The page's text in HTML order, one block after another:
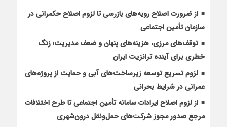
از ضرورت اصلاح رویه‌های بازرسی تا لزوم اصلاح حکمرانی در
سازمان تأمین اجتماعی
توقف‌های مرزی، هزینه‌های پنهان و ضعف مدیریت؛ زنگ
خطری برای آینده ترانزیت ایران
لزوم تسریع توسعه زیرساخت‌های آبی و حمایت از پروژه‌های
عمرانی در شرایط بحرانی
از لزوم اصلاح ایرادات سامانه تأمین اجتماعی تا طرح اختلافات
مرجع صدور مجوز شرکت‌های حمل‌ونقل درون‌شهری